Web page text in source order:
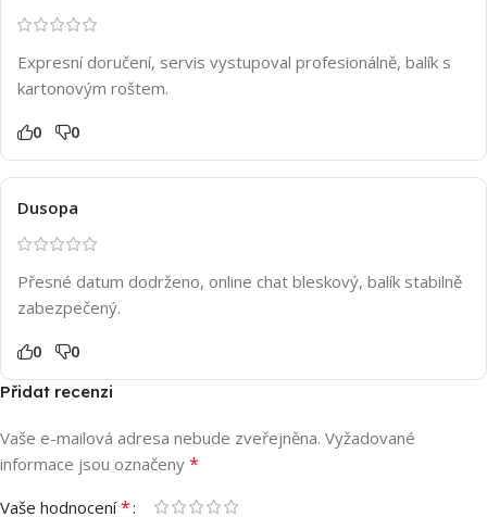
Expresní doručení, servis vystupoval profesionálně, balík s
kartonovým roštem.
0 0
Dusopa
Přesné datum dodrženo, online chat bleskový, balík stabilně
zabezpečený.
0 0
Přidat recenzi
Vaše e-mailová adresa nebude zveřejněna. Vyžadované
informace jsou označeny *
Vaše hodnocení*